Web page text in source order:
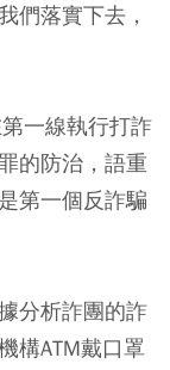
們落實下去，
一線執行打詐
的防治，語重
第一個反詐騙
分析詐團的詐
構ATM戴口罩